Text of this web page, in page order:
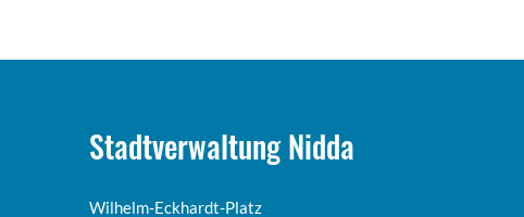
Stadtverwaltung Nidda
Wilhelm-Eckhardt-Platz